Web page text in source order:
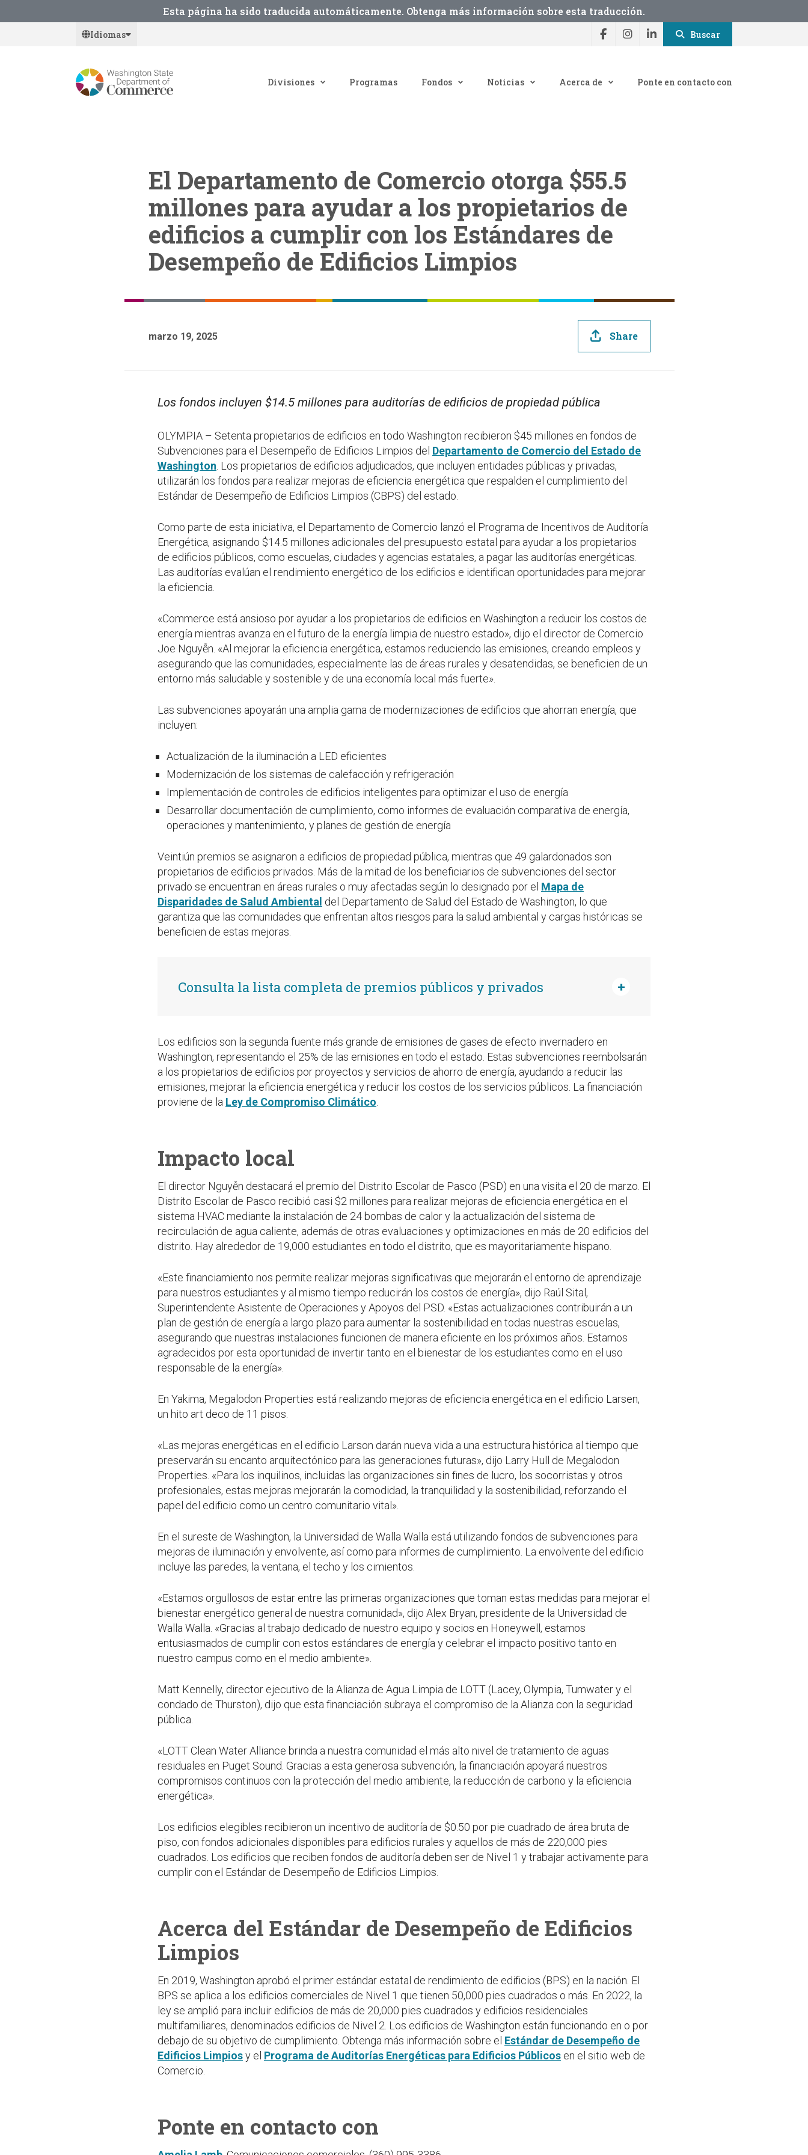
to
Esta página ha sido traducida automáticamente. Obtenga más información sobre esta traducción.
Idiomas Buscar
Divisiones Programas Fondos Noticias Acerca de Ponte en contacto con
El Departamento de Comercio otorga $55.5
millones para ayudar a los propietarios de
edificios a cumplir con los Estándares de
Desempeño de Edificios Limpios
marzo 19, 2025 Share
Los fondos incluyen $14.5 millones para auditorías de edificios de propiedad pública
OLYMPIA – Setenta propietarios de edificios en todo Washington recibieron $45 millones en fondos de
Subvenciones para el Desempeño de Edificios Limpios del Departamento de Comercio del Estado de
Washington . Los propietarios de edificios adjudicados, que incluyen entidades públicas y privadas,
utilizarán los fondos para realizar mejoras de eficiencia energética que respalden el cumplimiento del
Estándar de Desempeño de Edificios Limpios (CBPS) del estado.
Como parte de esta iniciativa, el Departamento de Comercio lanzó el Programa de Incentivos de Auditoría
Energética, asignando $14.5 millones adicionales del presupuesto estatal para ayudar a los propietarios
de edificios públicos, como escuelas, ciudades y agencias estatales, a pagar las auditorías energéticas.
Las auditorías evalúan el rendimiento energético de los edificios e identifican oportunidades para mejorar
la eficiencia.
«Commerce está ansioso por ayudar a los propietarios de edificios en Washington a reducir los costos de
energía mientras avanza en el futuro de la energía limpia de nuestro estado», dijo el director de Comercio
Joe Nguyễn. «Al mejorar la eficiencia energética, estamos reduciendo las emisiones, creando empleos y
asegurando que las comunidades, especialmente las de áreas rurales y desatendidas, se beneficien de un
entorno más saludable y sostenible y de una economía local más fuerte».
Las subvenciones apoyarán una amplia gama de modernizaciones de edificios que ahorran energía, que
incluyen:
Actualización de la iluminación a LED eficientes
Modernización de los sistemas de calefacción y refrigeración
Implementación de controles de edificios inteligentes para optimizar el uso de energía
Desarrollar documentación de cumplimiento, como informes de evaluación comparativa de energía,
operaciones y mantenimiento, y planes de gestión de energía
Veintiún premios se asignaron a edificios de propiedad pública, mientras que 49 galardonados son
propietarios de edificios privados. Más de la mitad de los beneficiarios de subvenciones del sector
privado se encuentran en áreas rurales o muy afectadas según lo designado por el Mapa de
Disparidades de Salud Ambiental del Departamento de Salud del Estado de Washington, lo que
garantiza que las comunidades que enfrentan altos riesgos para la salud ambiental y cargas históricas se
beneficien de estas mejoras.
Consulta la lista completa de premios públicos y privados
Los edificios son la segunda fuente más grande de emisiones de gases de efecto invernadero en
Washington, representando el 25% de las emisiones en todo el estado. Estas subvenciones reembolsarán
a los propietarios de edificios por proyectos y servicios de ahorro de energía, ayudando a reducir las
emisiones, mejorar la eficiencia energética y reducir los costos de los servicios públicos. La financiación
proviene de la Ley de Compromiso Climático
Impacto local
El director Nguyễn destacará el premio del Distrito Escolar de Pasco (PSD) en una visita el 20 de marzo. El
Distrito Escolar de Pasco recibió casi $2 millones para realizar mejoras de eficiencia energética en el
sistema HVAC mediante la instalación de 24 bombas de calor y la actualización del sistema de
recirculación de agua caliente, además de otras evaluaciones y optimizaciones en más de 20 edificios del
distrito. Hay alrededor de 19,000 estudiantes en todo el distrito, que es mayoritariamente hispano.
«Este financiamiento nos permite realizar mejoras significativas que mejorarán el entorno de aprendizaje
para nuestros estudiantes y al mismo tiempo reducirán los costos de energía», dijo Raúl Sital,
Superintendente Asistente de Operaciones y Apoyos del PSD. «Estas actualizaciones contribuirán a un
plan de gestión de energía a largo plazo para aumentar la sostenibilidad en todas nuestras escuelas,
asegurando que nuestras instalaciones funcionen de manera eficiente en los próximos años. Estamos
agradecidos por esta oportunidad de invertir tanto en el bienestar de los estudiantes como en el uso
responsable de la energía».
En Yakima, Megalodon Properties está realizando mejoras de eficiencia energética en el edificio Larsen,
un hito art deco de 11 pisos.
«Las mejoras energéticas en el edificio Larson darán nueva vida a una estructura histórica al tiempo que
preservarán su encanto arquitectónico para las generaciones futuras», dijo Larry Hull de Megalodon
Properties. «Para los inquilinos, incluidas las organizaciones sin fines de lucro, los socorristas y otros
profesionales, estas mejoras mejorarán la comodidad, la tranquilidad y la sostenibilidad, reforzando el
papel del edificio como un centro comunitario vital».
En el sureste de Washington, la Universidad de Walla Walla está utilizando fondos de subvenciones para
mejoras de iluminación y envolvente, así como para informes de cumplimiento. La envolvente del edificio
incluye las paredes, la ventana, el techo y los cimientos.
«Estamos orgullosos de estar entre las primeras organizaciones que toman estas medidas para mejorar el
bienestar energético general de nuestra comunidad», dijo Alex Bryan, presidente de la Universidad de
Walla Walla. «Gracias al trabajo dedicado de nuestro equipo y socios en Honeywell, estamos
entusiasmados de cumplir con estos estándares de energía y celebrar el impacto positivo tanto en
nuestro campus como en el medio ambiente».
Matt Kennelly, director ejecutivo de la Alianza de Agua Limpia de LOTT (Lacey, Olympia, Tumwater y el
condado de Thurston), dijo que esta financiación subraya el compromiso de la Alianza con la seguridad
pública.
«LOTT Clean Water Alliance brinda a nuestra comunidad el más alto nivel de tratamiento de aguas
residuales en Puget Sound. Gracias a esta generosa subvención, la financiación apoyará nuestros
compromisos continuos con la protección del medio ambiente, la reducción de carbono y la eficiencia
energética».
Los edificios elegibles recibieron un incentivo de auditoría de $0.50 por pie cuadrado de área bruta de
piso, con fondos adicionales disponibles para edificios rurales y aquellos de más de 220,000 pies
cuadrados. Los edificios que reciben fondos de auditoría deben ser de Nivel 1 y trabajar activamente para
cumplir con el Estándar de Desempeño de Edificios Limpios.
Acerca del Estándar de Desempeño de Edificios
Limpios
En 2019, Washington aprobó el primer estándar estatal de rendimiento de edificios (BPS) en la nación. El
BPS se aplica a los edificios comerciales de Nivel 1 que tienen 50,000 pies cuadrados o más. En 2022, la
ley se amplió para incluir edificios de más de 20,000 pies cuadrados y edificios residenciales
multifamiliares, denominados edificios de Nivel 2. Los edificios de Washington están funcionando en o por
debajo de su objetivo de cumplimiento. Obtenga más información sobre el Estándar de Desempeño de
Edificios Limpiosy el Programa de Auditorías Energéticas para Edificios Públicos en el sitio web de
Comercio.
Ponte en contacto con